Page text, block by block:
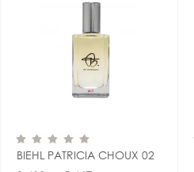
BIEHL PATRICIA CHOUX 02